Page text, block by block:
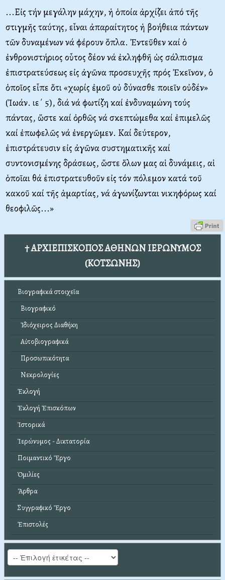
...Εἰς τήν μεγάλην μάχην, ἡ ὁποία ἀρχίζει ἀπό τῆς
στιγμῆς ταύτης, εἶναι ἀπαραίτητος ἡ βοήθεια πάντων
τῶν δυναμένων νά φέρουν ὅπλα. Ἐντεῦθεν καί ὁ
ἐνθρονιστήριος οὗτος δέον νά ἐκληφθῆ ὡς σάλπισμα
ἐπιστρατεύσεως εἰς ἀγῶνα προσευχῆς πρός Ἐκεῖνον, ὁ
ὁποῖος εἶπε ὅτι «χωρίς ἐμοῦ οὐ δύνασθε ποιεῖν οὐδέν»
(Ἰωάν. ιε΄ 5), διά νά φωτίζη καί ἐνδυναμώνη τούς
πάντας, ὥστε καί ὀρθῶς νά σκεπτώμεθα καί ἐπιμελῶς
καί ἐπωφελῶς νά ἐνεργῶμεν. Καί δεύτερον,
ἐπιστράτευσιν εἰς ἀγῶνα συστηματικῆς καί
συντονισμένης δράσεως, ὥστε ὅλων μας αἱ δυνάμεις, αἱ
ὁποῖαι θά ἐπιστρατευθοῦν εἰς τόν πόλεμον κατά τοῦ
κακοῦ καί τῆς ἁμαρτίας, νά ἀγωνίζωνται νικηφόρως καί
θεοφιλῶς...»
† ΑΡΧΙΕΠΙΣΚΟΠΟΣ ΑΘΗΝΩΝ ΙΕΡΩΝΥΜΟΣ
(ΚΟΤΣΩΝΗΣ)
Βιογραφικά στοιχεῖα
Βιογραφικό
Ἰδιόχειρος Διαθήκη
Αὐτοβιογραφικά
Προσωπικότητα
Νεκρολογίες
Ἐκλογή
Ἐκλογή Ἐπισκόπων
Ἱστορικά
Ἱερώνυμος - Δικτατορία
Ποιμαντικό Ἔργο
Ὁμιλίες
Ἄρθρα
Συγγραφικό Ἔργο
Ἐπιστολές